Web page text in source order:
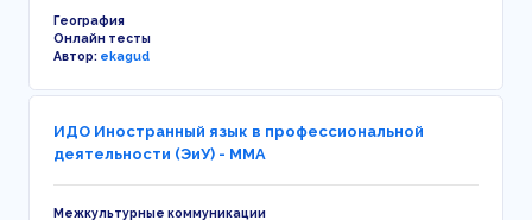
География
Онлайн тесты
Автор: ekagud
ИДО Иностранный язык в профессиональной
деятельности (ЭиУ) - ММА
Межкультурные коммуникации